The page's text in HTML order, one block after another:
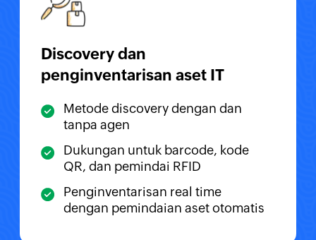
Discovery dan
penginventarisan aset IT
Metode discovery dengan dan
tanpa agen
Dukungan untuk barcode, kode
QR, dan pemindai RFID
Penginventarisan real time
dengan pemindaian aset otomatis